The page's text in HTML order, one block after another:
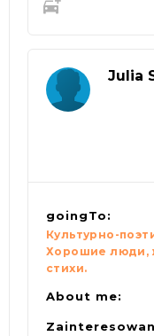
Julia
goingTo:
Культурно-
Хорошие люди,
стихи.
About me: